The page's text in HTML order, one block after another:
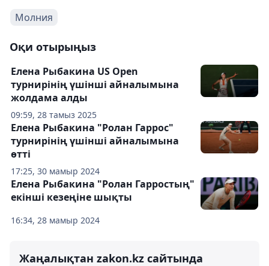
Молния
Оқи отырыңыз
09:59, 28 тамыз 2025
Елена Рыбакина US Open
турнирінің үшінші айналымына
жолдама алды
17:25, 30 мамыр 2024
Елена Рыбакина "Ролан Гаррос"
турнирінің үшінші айналымына
өтті
16:34, 28 мамыр 2024
Елена Рыбакина "Ролан Гарростың"
екінші кезеңіне шықты
Жаңалықтан zakon.kz сайтында